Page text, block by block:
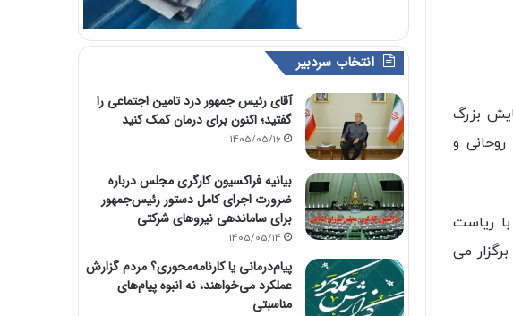
بزرگ
روحانی و
ریاست
می
انتخاب سردبیر
آقای رئیس جمهور درد تامین اجتماعی را
گفتید؛ اکنون برای درمان کمک کنید
1405/05/16
بیانیه فراکسیون کارگری مجلس درباره
ضرورت اجرای کامل دستور رئیس‌جمهور
برای ساماندهی نیروهای شرکتی
1405/05/14
پیام‌درمانی یا کارنامه‌محوری؟ مردم گزارش
عملکرد می‌خواهند، نه انبوه پیام‌های
مناسبتی